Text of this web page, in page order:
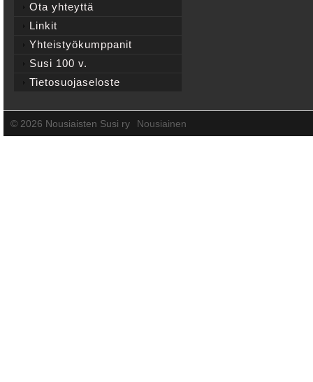
Ota yhteyttä
Linkit
Yhteistyökumppanit
Susi 100 v.
Tietosuojaseloste
© 2026 Nousiaisten Susi ry Nousiainen